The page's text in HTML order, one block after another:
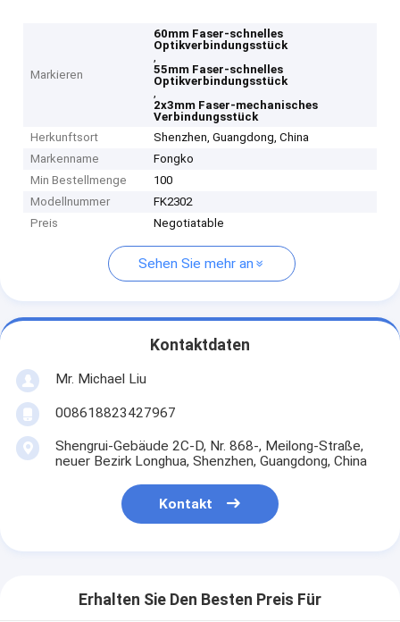
Markieren
60mm Faser-schnelles
Optikverbindungsstück
,
55mm Faser-schnelles
Optikverbindungsstück
,
2x3mm Faser-mechanisches
Verbindungsstück
Herkunftsort
Shenzhen, Guangdong, China
Markenname
Fongko
Min Bestellmenge
100
Modellnummer
FK2302
Preis
Negotiatable
Sehen Sie mehr an
Kontaktdaten
Mr. Michael Liu
008618823427967
Shengrui-Gebäude 2C-D, Nr. 868-, Meilong-Straße,
neuer Bezirk Longhua, Shenzhen, Guangdong, China
Kontakt
Erhalten Sie Den Besten Preis Für